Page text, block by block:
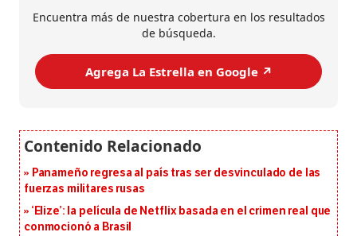
Encuentra más de nuestra cobertura en los resultados
de búsqueda.
Agrega La Estrella en Google ↗️
Panameño regresa al país tras ser desvinculado de las
fuerzas militares rusas
‘Elize’: la película de Netflix basada en el crimen real que
conmocionó a Brasil